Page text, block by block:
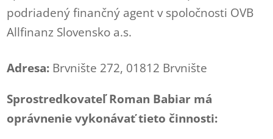
podriadený finančný agent v spoločnosti OVB
Allfinanz Slovensko a.s.
Adresa: Brvnište 272, 01812 Brvnište
Sprostredkovateľ Roman Babiar má
oprávnenie vykonávať tieto činnosti: